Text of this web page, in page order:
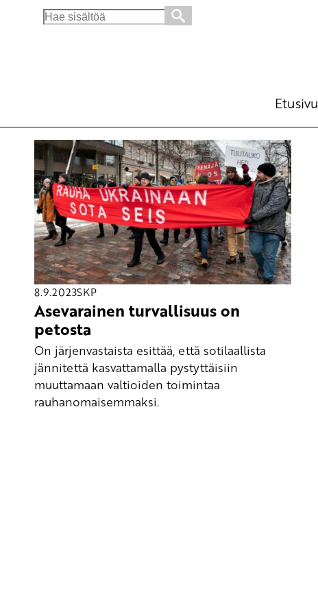
Search
Etusivu
8.9.2023SKP
Asevarainen turvallisuus on
petosta
On järjenvastaista esittää, että sotilaallista
jännitettä kasvattamalla pystyttäisiin
muuttamaan valtioiden toimintaa
rauhanomaisemmaksi.